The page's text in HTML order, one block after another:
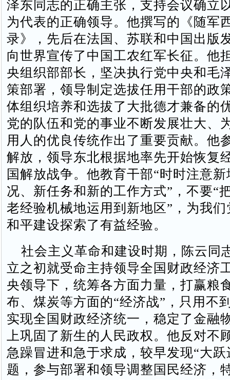
泽东同志的正确主张，支持会议确立
为代表的正确领导。他撰写的《随军
录》，先后在法国、苏联和中国出版
向世界宣传了中国工农红军长征。他
央组织部部长，坚决执行党中央和毛
策部署，领导制定选拔任用干部的政
体组织培养和选拔了大批德才兼备的
党的队伍和党的事业不断发展壮大、
用人的优良传统作出了重要贡献。他
解放，领导东北根据地率先开始恢复
国解放战争。他教育干部“时时注意
况、新任务和新的工作方式”，不要“
老经验机械地运用到新地区”，为我
和平建设探索了有益经验。
社会主义革命和建设时期，陈云同
立之初就受命主持领导全国财政经济
央领导下，统筹各方面力量，打赢粮
布、煤炭等方面的“经济战”，只用不
实现全国财政经济统一，稳定了金融
上巩固了新生的人民政权。他反对不
急躁冒进和急于求成，较早发现“大
题，参与部署和领导调整国民经济，